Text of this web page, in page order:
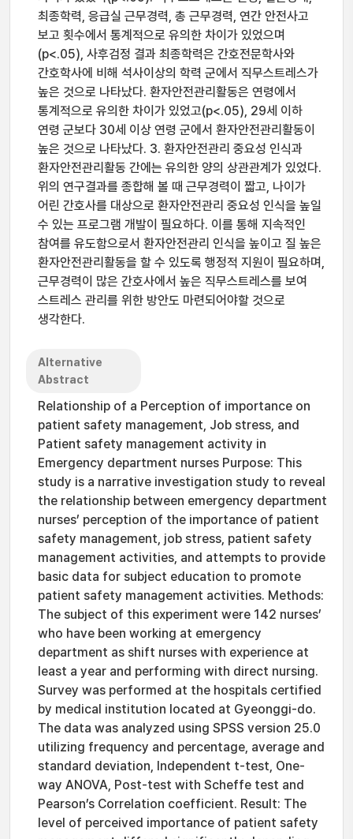
최종학력, 응급실 근무경력, 총 근무경력, 연간 안전사고
보고 횟수에서 통계적으로 유의한 차이가 있었으며
(p<.05), 사후검정 결과 최종학력은 간호전문학사와
간호학사에 비해 석사이상의 학력 군에서 직무스트레스가
높은 것으로 나타났다. 환자안전관리활동은 연령에서
통계적으로 유의한 차이가 있었고(p<.05), 29세 이하
연령 군보다 30세 이상 연령 군에서 환자안전관리활동이
높은 것으로 나타났다. 3. 환자안전관리 중요성 인식과
환자안전관리활동 간에는 유의한 양의 상관관계가 있었다.
위의 연구결과를 종합해 볼 때 근무경력이 짧고, 나이가
어린 간호사를 대상으로 환자안전관리 중요성 인식을 높일
수 있는 프로그램 개발이 필요하다. 이를 통해 지속적인
참여를 유도함으로서 환자안전관리 인식을 높이고 질 높은
환자안전관리활동을 할 수 있도록 행정적 지원이 필요하며,
근무경력이 많은 간호사에서 높은 직무스트레스를 보여
스트레스 관리를 위한 방안도 마련되어야할 것으로
생각한다.
Alternative
Abstract
Relationship of a Perception of importance on
patient safety management, Job stress, and
Patient safety management activity in
Emergency department nurses Purpose: This
study is a narrative investigation study to reveal
the relationship between emergency department
nurses’ perception of the importance of patient
safety management, job stress, patient safety
management activities, and attempts to provide
basic data for subject education to promote
patient safety management activities. Methods:
The subject of this experiment were 142 nurses’
who have been working at emergency
department as shift nurses with experience at
least a year and performing with direct nursing.
Survey was performed at the hospitals certified
by medical institution located at Gyeonggi-do.
The data was analyzed using SPSS version 25.0
utilizing frequency and percentage, average and
standard deviation, Independent t-test, One-
way ANOVA, Post-test with Scheffe test and
Pearson’s Correlation coefficient. Result: The
level of perceived importance of patient safety